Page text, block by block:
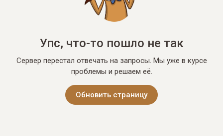
Упс, что-то пошло не так
Сервер перестал отвечать на запросы. Мы уже в курсе
проблемы и решаем её.
Обновить страницу